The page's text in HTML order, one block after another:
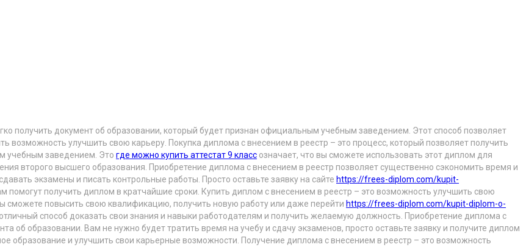
получить документ об образовании, который будет признан официальным учебным заведением. Этот способ позволяет
возможность улучшить свою карьеру. Покупка диплома с внесением в реестр – это процесс, который позволяет получить
учебным заведением. Это где можно купить аттестат 9 класс означает, что вы сможете использовать этот диплом для
второго высшего образования. Приобретение диплома с внесением в реестр позволяет существенно сэкономить время и
экзамены и писать контрольные работы. Просто оставьте заявку на сайте https://frees-diplom.com/kupit-
помогут получить диплом в кратчайшие сроки. Купить диплом с внесением в реестр – это возможность улучшить свою
сможете повысить свою квалификацию, получить новую работу или даже перейти https://frees-diplom.com/kupit-diplom-o-
способ доказать свои знания и навыки работодателям и получить желаемую должность. Приобретение диплома с
об образовании. Вам не нужно будет тратить время на учебу и сдачу экзаменов, просто оставьте заявку и получите диплом
образование и улучшить свои карьерные возможности. Получение диплома с внесением в реестр – это возможность